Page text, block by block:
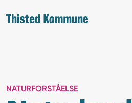
NATURFORSTÅELSE